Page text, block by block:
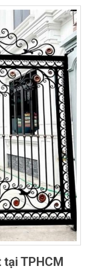
TPHCM